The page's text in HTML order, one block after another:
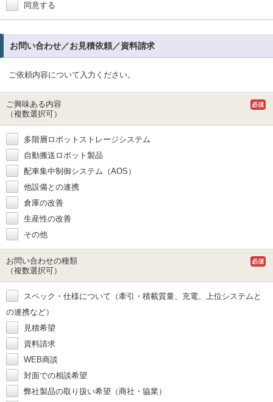
同意する
お問い合わせ／お見積依頼／資料請求
ご依頼内容について入力ください。
ご興味ある内容
（複数選択可）
必須
多階層ロボットストレージシステム
自動搬送ロボット製品
配車集中制御システム（AOS）
他設備との連携
倉庫の改善
生産性の改善
その他
お問い合わせの種類
（複数選択可）
必須
スペック・仕様について（牽引・積載質量、充電、上位システムと
の連携など）
見積希望
資料請求
WEB商談
対面での相談希望
弊社製品の取り扱い希望（商社・協業）